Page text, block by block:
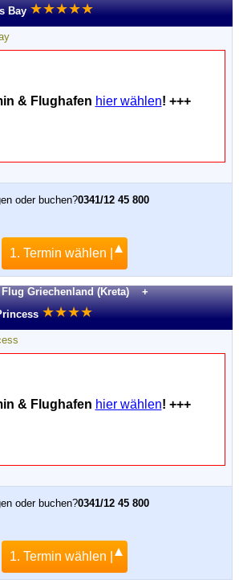
Bay ★★★★★
& Flughafen hier wählen! +++
oder buchen?0341/12 45 800
1. Termin wählen |
Flug Griechenland (Kreta) +
★★★★
& Flughafen hier wählen! +++
oder buchen?0341/12 45 800
1. Termin wählen |